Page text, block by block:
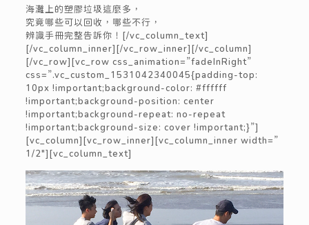
海灘上的塑膠垃圾這麼多，
究竟哪些可以回收，哪些不行，
辨識手冊完整告訴你！[/vc_column_text]
[/vc_column_inner][/vc_row_inner][/vc_column]
[/vc_row][vc_row css_animation=”fadeInRight”
css=”.vc_custom_1531042340045{padding-top:
10px !important;background-color: #ffffff
!important;background-position: center
!important;background-repeat: no-repeat
!important;background-size: cover !important;}”]
[vc_column][vc_row_inner][vc_column_inner width=”
1/2″][vc_column_text]